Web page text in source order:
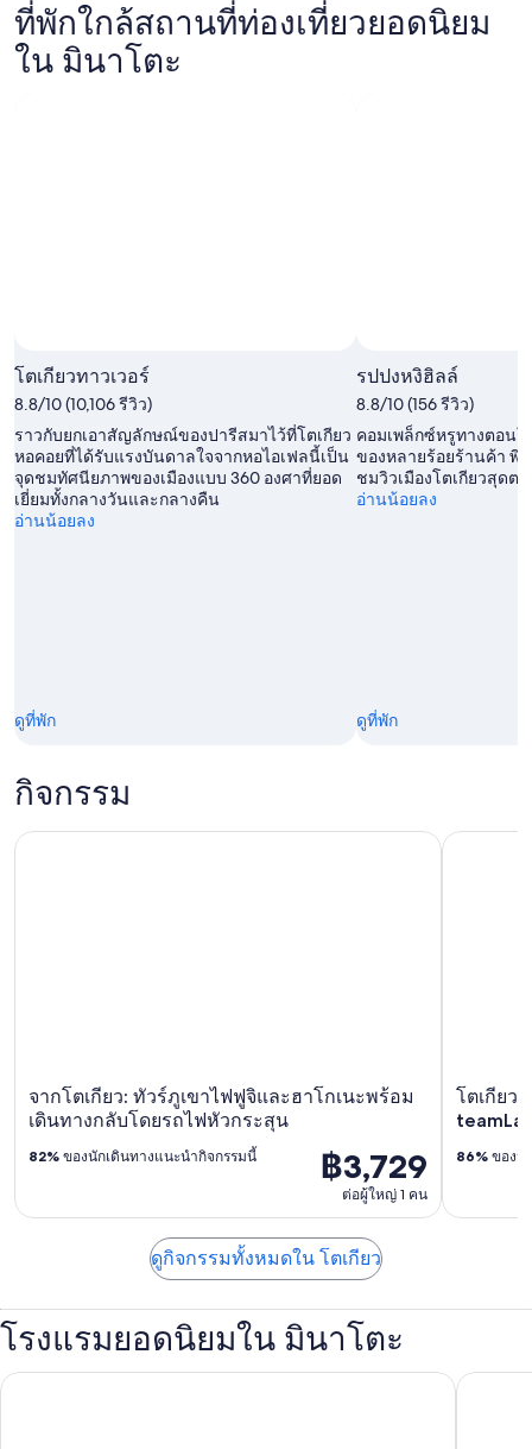
ที่พักใกล้สถานที่ท่องเที่ยวยอดนิยม
ใน มินาโตะ
โตเกียวทาวเวอร์
8.8/10 (10,106 รีวิว)
ราวกับยกเอาสัญลักษณ์ของปารีสมาไว้ที่โตเกียว
หอคอยที่ได้รับแรงบันดาลใจจากหอไอเฟลนี้เป็น
จุดชมทัศนียภาพของเมืองแบบ 360 องศาที่ยอด
เยี่ยมทั้งกลางวันและกลางคืน
อ่านน้อยลง
ดูที่พัก
รปปงหงิฮิลล์
8.8/10 (156 รีวิว)
คอมเพล็กซ์หรูทางตอนใ
ของหลายร้อยร้านค้า
ชมวิวเมืองโตเกียวสุดต
อ่านน้อยลง
ดูที่พัก
กิจกรรม
จากโตเกียว: ทัวร์ภูเขาไฟฟูจิและฮาโกเนะพร้อม
เดินทางกลับโดยรถไฟหัวกระสุน
฿3,729
ต่อผู้ใหญ่ 1 คน
82% ของนักเดินทางแนะนำกิจกรรมนี้
จากโตเกียว: ทัวร์ภูเขาไฟฟูจิและฮาโกเนะพร้อมเดินทางกลับโ
โตเกียว
86% ของนั
โตเกียว:
ดูกิจกรรมทั้งหมดใน โตเกียว
โรงแรมยอดนิยมใน มินาโตะ
โรงแรม วิลลา ฟงแตน แกรนด์ โตเกียว - ชิโอโดเมะ เดอะ พ